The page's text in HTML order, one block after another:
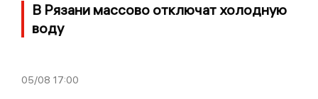
В Рязани массово отключат холодную
воду
05/08 17:00